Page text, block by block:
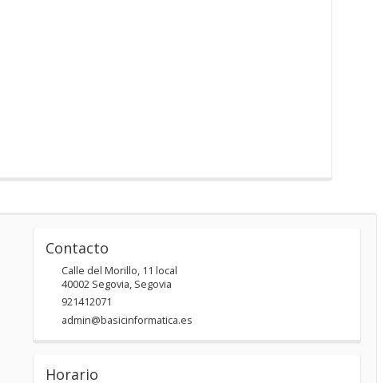
Contacto
Calle del Morillo, 11 local
40002 Segovia, Segovia
921412071
admin@basicinformatica.es
Horario